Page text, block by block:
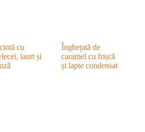
cu
iaurt și
Înghețată de
caramel cu frișcă
și lapte condensat